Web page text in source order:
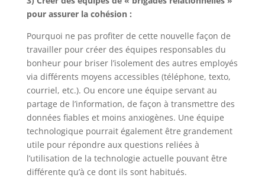
pour assurer la cohésion :
Pourquoi ne pas profiter de cette nouvelle façon de
travailler pour créer des équipes responsables du
bonheur pour briser l’isolement des autres employés
via différents moyens accessibles (téléphone, texto,
courriel, etc.). Ou encore une équipe servant au
partage de l’information, de façon à transmettre des
données fiables et moins anxiogènes. Une équipe
technologique pourrait également être grandement
utile pour répondre aux questions reliées à
l’utilisation de la technologie actuelle pouvant être
différente qu’à ce dont ils sont habitués.